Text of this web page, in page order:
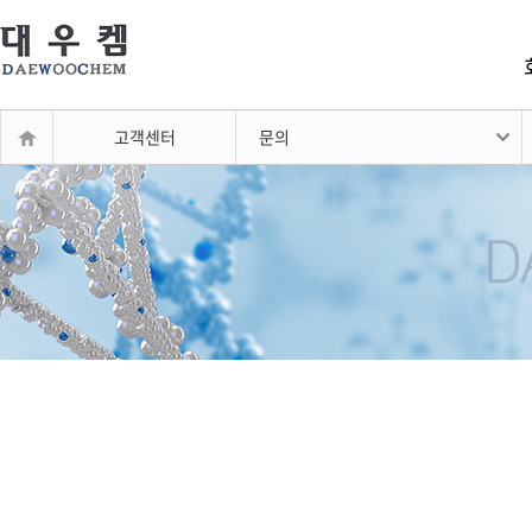
고객센터 문의